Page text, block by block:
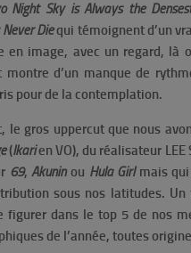
Night Sky is Always the
Diequi témoignent d’un
en image, avec un regard, là
montre d’un manque de
pour de la contemplation.
le gros uppercut que nous
(Ikarien VO), du réalisateur LEE
69,Akuninou Hula Girlmais qui
sous nos latitudes.
figurer dans le top 5 de nos
de l’année, toutes